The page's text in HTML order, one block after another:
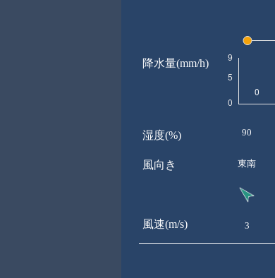
降水量(mm/h)
湿度(%)
風向き
風速(m/s)
90
東南
3